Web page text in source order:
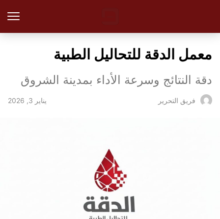
معمل الدقة للتحاليل الطبية
دقة النتائج وسرعة الأداء بمدينة الشروق
فريق التحرير يناير 3, 2026